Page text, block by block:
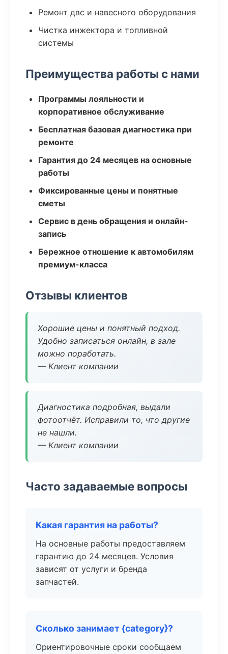
Ремонт двс и навесного оборудования
Чистка инжектора и топливной
системы
Преимущества работы с нами
Программы лояльности и
корпоративное обслуживание
Бесплатная базовая диагностика при
ремонте
Гарантия до 24 месяцев на основные
работы
Фиксированные цены и понятные
сметы
Сервис в день обращения и онлайн-
запись
Бережное отношение к автомобилям
премиум-класса
Отзывы клиентов
Хорошие цены и понятный подход.
Удобно записаться онлайн, в зале
можно поработать.
— Клиент компании
Диагностика подробная, выдали
фотоотчёт. Исправили то, что другие
не нашли.
— Клиент компании
Часто задаваемые вопросы
Какая гарантия на работы?
На основные работы предоставляем
гарантию до 24 месяцев. Условия
зависят от услуги и бренда
запчастей.
Сколько занимает {category}?
Ориентировочные сроки сообщаем